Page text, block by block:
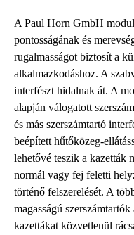
A Paul Horn GmbH
pontosságának és
rugalmasságot biztosít a
alkalmazkodáshoz. A
interfészt hidalnak át. A
alapján válogatott
és más szerszámtartó
beépített hűtőközeg-
lehetővé teszik a kazetták
normál vagy fej feletti
történő felszerelését. A
magasságú
kazettákat közvetlenül